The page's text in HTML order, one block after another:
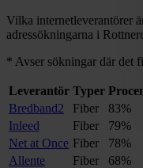
Vilka internetleverantörer
adressökningarna i
* Avser sökningar där det
Leverantör Typer
Bredband2
Fiber
83%
Inleed
Fiber
79%
Net at Once Fiber
78%
Allente
Fiber
68%